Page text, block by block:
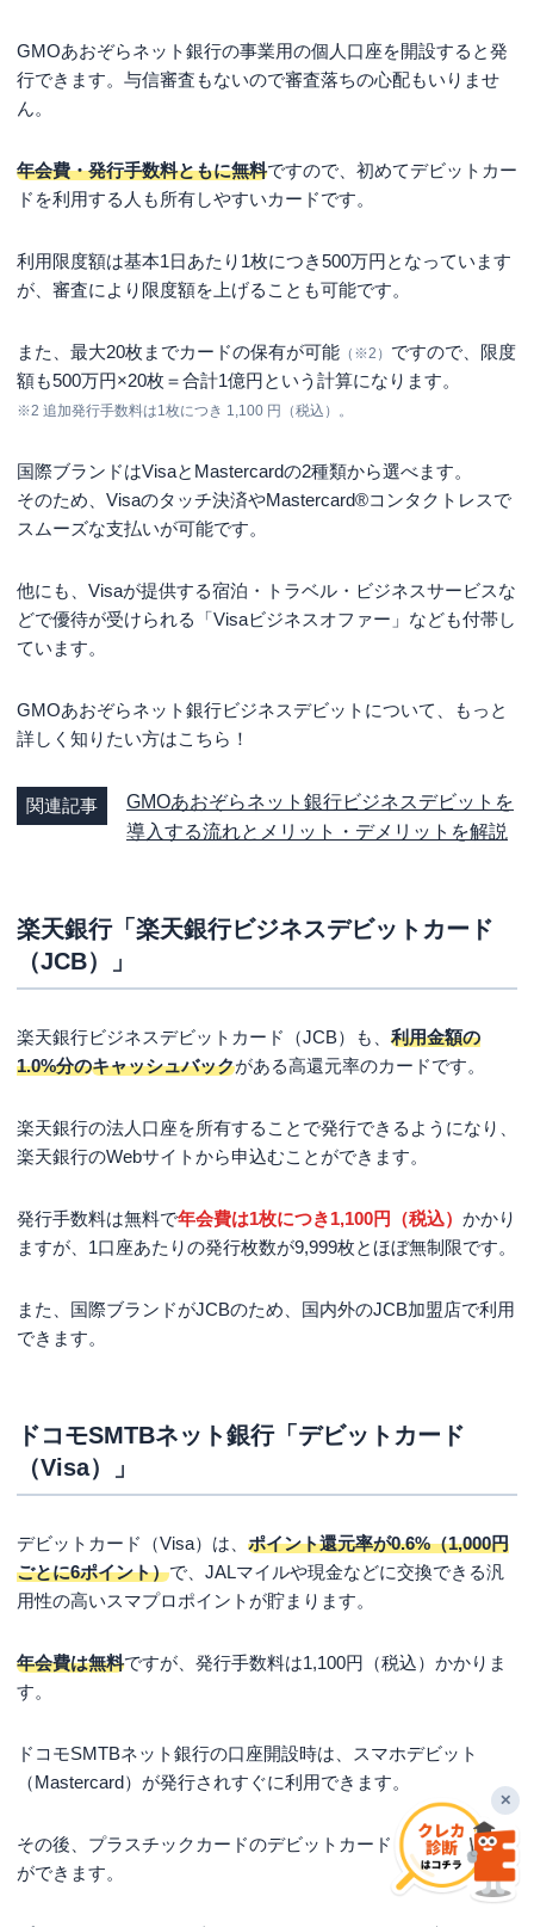
GMOあおぞらネット銀行の事業用の個人口座を開設すると発
行できます。与信審査もないので審査落ちの心配もいりませ
ん。
年会費・発行手数料ともに無料ですので、初めてデビットカー
ドを利用する人も所有しやすいカードです。
利用限度額は基本1日あたり1枚につき500万円となっています
が、審査により限度額を上げることも可能です。
また、最大20枚までカードの保有が可能 （※2） ですので、限度
額も500万円×20枚＝合計1億円という計算になります。
※2 追加発行手数料は1枚につき 1,100 円（税込）。
国際ブランドはVisaとMastercardの2種類から選べます。
そのため、Visaのタッチ決済やMastercard®コンタクトレスで
スムーズな支払いが可能です。
他にも、Visaが提供する宿泊・トラベル・ビジネスサービスな
どで優待が受けられる「Visaビジネスオファー」なども付帯し
ています。
GMOあおぞらネット銀行ビジネスデビットについて、もっと
詳しく知りたい方はこちら！
関連記事
GMOあおぞらネット銀行ビジネスデビットを
導入する流れとメリット・デメリットを解説
楽天銀行「楽天銀行ビジネスデビットカード
（JCB）」
楽天銀行ビジネスデビットカード（JCB）も、 利用金額の
1.0%分のキャッシュバックがある高還元率のカードです。
楽天銀行の法人口座を所有することで発行できるようになり、
楽天銀行のWebサイトから申込むことができます。
発行手数料は無料で年会費は1枚につき1,100円（税込） かかり
ますが、1口座あたりの発行枚数が9,999枚とほぼ無制限です。
また、国際ブランドがJCBのため、国内外のJCB加盟店で利用
できます。
ドコモSMTBネット銀行「デビットカード
（Visa）」
デビットカード（Visa）は、 ポイント還元率が0.6%（1,000円
ごとに6ポイント）で、JALマイルや現金などに交換できる汎
用性の高いスマプロポイントが貯まります。
年会費は無料ですが、発行手数料は1,100円（税込）かかりま
す。
ドコモSMTBネット銀行の口座開設時は、スマホデビット
（Mastercard）が発行されすぐに利用できます。
その後、プラスチックカードのデビットカード（Visa）の申込
ができます。
✕